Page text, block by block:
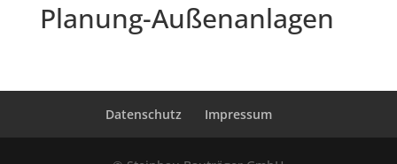
Planung-Außenanlagen
Datenschutz Impressum